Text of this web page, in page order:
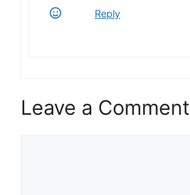
Reply
Leave a Comment